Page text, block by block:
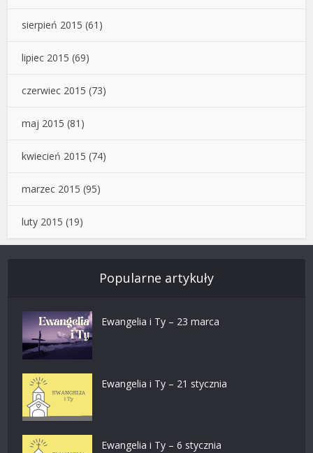
sierpień 2015 (61)
lipiec 2015 (69)
czerwiec 2015 (73)
maj 2015 (81)
kwiecień 2015 (74)
marzec 2015 (95)
luty 2015 (19)
Popularne artykuły
Ewangelia i Ty – 23 marca
Ewangelia i Ty – 21 stycznia
Ewangelia i Ty – 6 stycznia